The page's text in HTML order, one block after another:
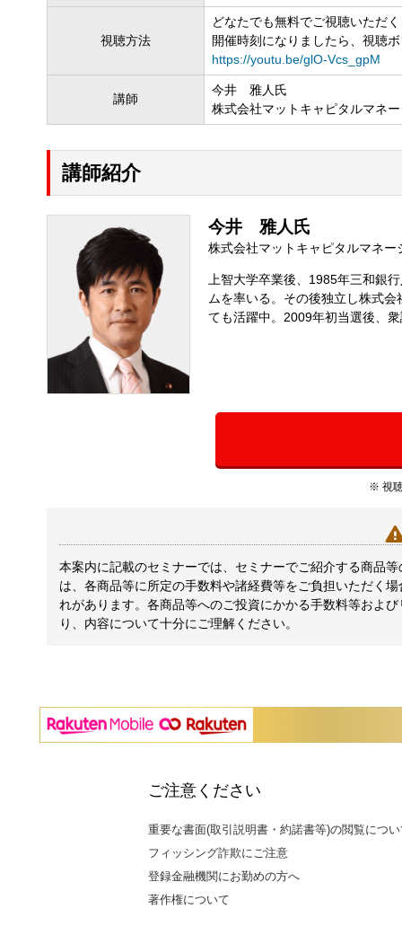
視聴方法
どなたでも無料でご視聴いただ
開催時刻になりましたら、視聴
https://youtu.be/glO-Vcs_gpM
講師
今井 雅人氏
株式会社マットキャピタルマネ
講師紹介
今井 雅人氏
株式会社マットキャピタルマネ
上智大学卒業後、1985年三和銀
ムを率いる。その後独立し株式
ても活躍中。2009年初当選後、
※ 視
本案内に記載のセミナーでは、セミナーでご紹介する商品
は、各商品等に所定の手数料や諸経費等をご負担いただく
れがあります。各商品等へのご投資にかかる手数料等およ
り、内容について十分にご理解ください。
ご注意ください
重要な書面(取引説明書・約諾書等)の閲覧につ
フィッシング詐欺にご注意
登録金融機関にお勤めの方へ
著作権について